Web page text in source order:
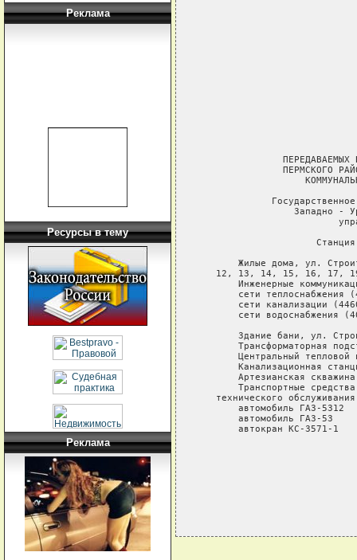
Реклама
Ресурсы в тему
Реклама
ПЕРЕДАВАЕМЫХ
ПЕРМСКОГО
Западно -
Жилые дома, ул.
12, 13, 14, 15, 16, 17,
Инженерные
сети теплоснабжения
сети канализации
сети водоснабжения
Здание бани, ул.
Трансформаторная
Центральный тепловой
Канализационная
Артезианская
Транспортные
технического
       автомобиль ГАЗ-5312
       автомобиль ГАЗ-53
       автокран КС-3571-1